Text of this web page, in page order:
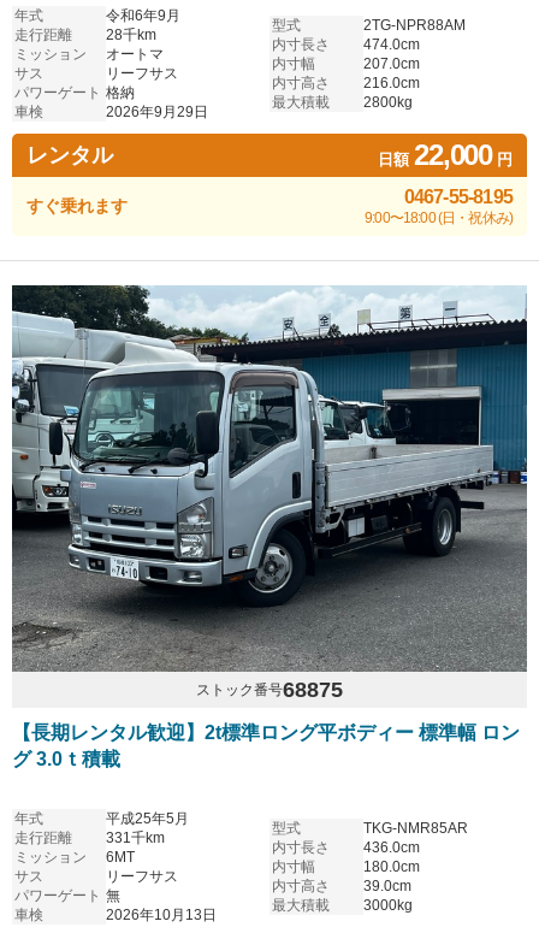
年式
令和6年9月
走行距離
28千km
ミッション
オートマ
サス
リーフサス
パワーゲート 格納
車検
2026年9月29日
型式
2TG-NPR88AM
内寸長さ
474.0cm
内寸幅
207.0cm
内寸高さ
216.0cm
最大積載
2800kg
レンタル 日額22,000円
すぐ乗れます 0467-55-8195
9:00〜18:00 (日・祝休み)
ストック番号68875
【長期レンタル歓迎】2t標準ロング平ボディー 標準幅 ロン
グ 3.0ｔ積載
年式
平成25年5月
走行距離
331千km
ミッション
6MT
サス
リーフサス
パワーゲート 無
車検
2026年10月13日
型式
TKG-NMR85AR
内寸長さ
436.0cm
内寸幅
180.0cm
内寸高さ
39.0cm
最大積載
3000kg